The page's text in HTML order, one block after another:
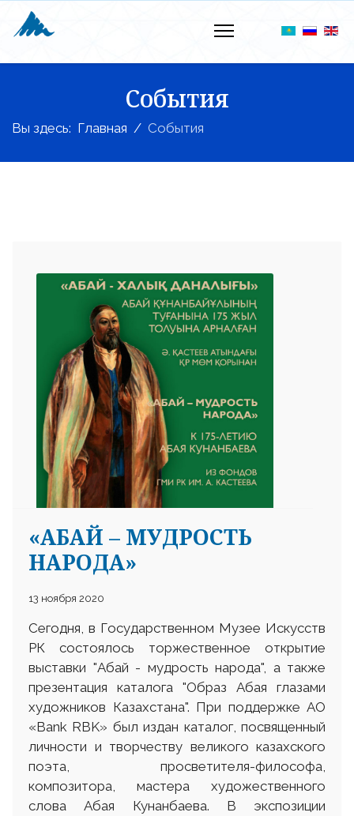
События
Вы здесь: Главная События
«АБАЙ – МУДРОСТЬ
НАРОДА»
13 ноября 2020
Сегодня, в Государственном Музее Искусств
РК состоялось торжественное открытие
выставки "Абай - мудрость народа", а также
презентация каталога "Образ Абая глазами
художников Казахстана". При поддержке АО
«Bank RBK» был издан каталог, посвященный
личности и творчеству великого казахского
поэта, просветителя-философа,
композитора, мастера художественного
слова Абая Кунанбаева. В экспозиции